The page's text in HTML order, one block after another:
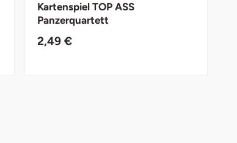
Kartenspiel TOP ASS
Panzerquartett
2,49 €